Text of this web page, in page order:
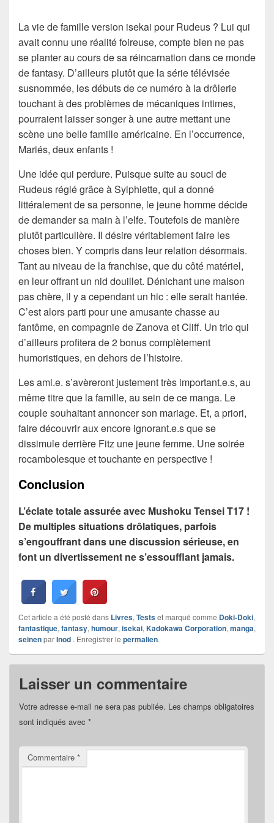
La vie de famille version isekai pour Rudeus ? Lui qui
avait connu une réalité foireuse, compte bien ne pas
se planter au cours de sa réincarnation dans ce monde
de fantasy. D’ailleurs plutôt que la série télévisée
susnommée, les débuts de ce numéro à la drôlerie
touchant à des problèmes de mécaniques intimes,
pourraient laisser songer à une autre mettant une
scène une belle famille américaine. En l’occurrence,
Mariés, deux enfants !
Une idée qui perdure. Puisque suite au souci de
Rudeus réglé grâce à Sylphiette, qui a donné
littéralement de sa personne, le jeune homme décide
de demander sa main à l’elfe. Toutefois de manière
plutôt particulière. Il désire véritablement faire les
choses bien. Y compris dans leur relation désormais.
Tant au niveau de la franchise, que du côté matériel,
en leur offrant un nid douillet. Dénichant une maison
pas chère, il y a cependant un hic : elle serait hantée.
C’est alors parti pour une amusante chasse au
fantôme, en compagnie de Zanova et Cliff. Un trio qui
d’ailleurs profitera de 2 bonus complètement
humoristiques, en dehors de l’histoire.
Les ami.e. s’avèreront justement très important.e.s, au
même titre que la famille, au sein de ce manga. Le
couple souhaitant annoncer son mariage. Et, a priori,
faire découvrir aux encore ignorant.e.s que se
dissimule derrière Fitz une jeune femme. Une soirée
rocambolesque et touchante en perspective !
Conclusion
L’éclate totale assurée avec Mushoku Tensei T17 !
De multiples situations drôlatiques, parfois
s’engouffrant dans une discussion sérieuse, en
font un divertissement ne s’essoufflant jamais.
Cet article a été posté dans Livres, Testset marqué comme Doki-Doki,
fantastique, fantasy, humour, isekai, Kadokawa Corporation, manga,
seinenparInod . Enregistrer le permalien.
Laisser un commentaire
Votre adresse e-mail ne sera pas publiée. Les champs obligatoires
sont indiqués avec *
Commentaire *